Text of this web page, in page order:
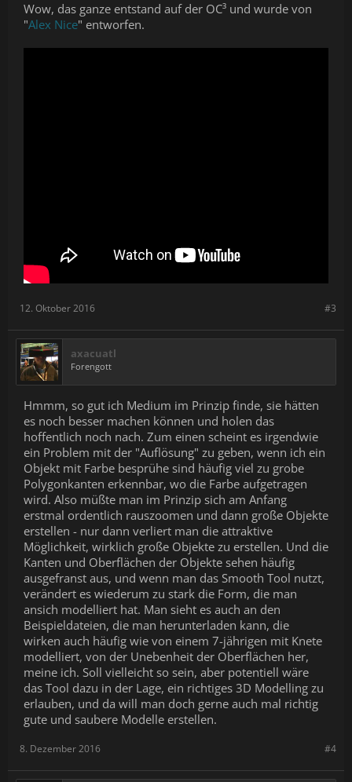
Wow, das ganze entstand auf der OC³ und wurde von
"Alex Nice" entworfen.
#3
12. Oktober 2016
axacuatl
Forengott
Hmmm, so gut ich Medium im Prinzip finde, sie hätten
es noch besser machen können und holen das
hoffentlich noch nach. Zum einen scheint es irgendwie
ein Problem mit der "Auflösung" zu geben, wenn ich ein
Objekt mit Farbe besprühe sind häufig viel zu grobe
Polygonkanten erkennbar, wo die Farbe aufgetragen
wird. Also müßte man im Prinzip sich am Anfang
erstmal ordentlich rauszoomen und dann große Objekte
erstellen - nur dann verliert man die attraktive
Möglichkeit, wirklich große Objekte zu erstellen. Und die
Kanten und Oberflächen der Objekte sehen häufig
ausgefranst aus, und wenn man das Smooth Tool nutzt,
verändert es wiederum zu stark die Form, die man
ansich modelliert hat. Man sieht es auch an den
Beispieldateien, die man herunterladen kann, die
wirken auch häufig wie von einem 7-jährigen mit Knete
modelliert, von der Unebenheit der Oberflächen her,
meine ich. Soll vielleicht so sein, aber potentiell wäre
das Tool dazu in der Lage, ein richtiges 3D Modelling zu
erlauben, und da will man doch gerne auch mal richtig
gute und saubere Modelle erstellen.
#4
8. Dezember 2016